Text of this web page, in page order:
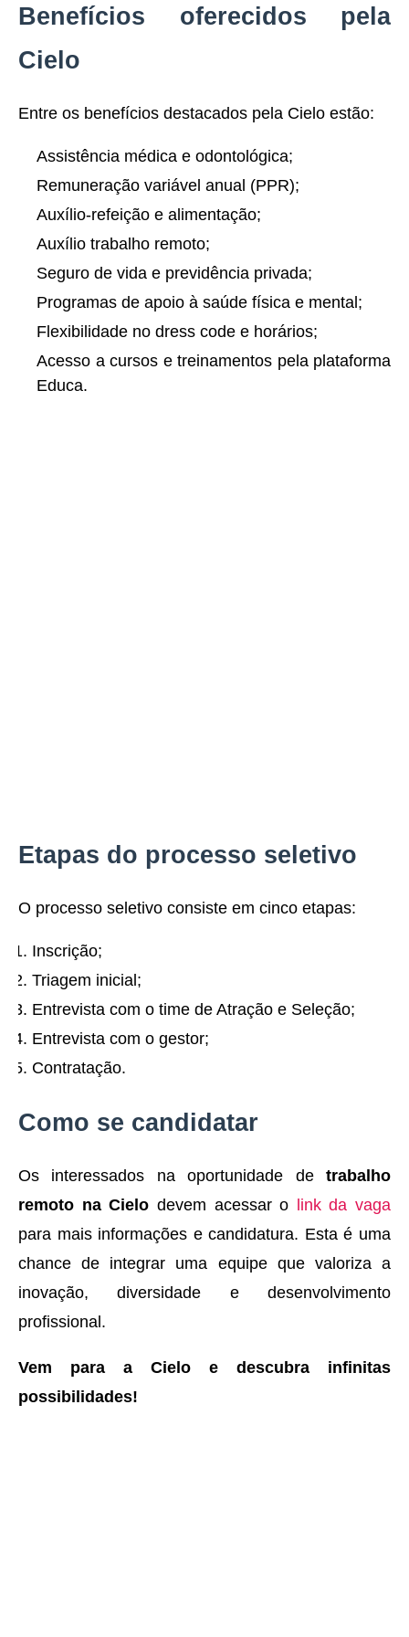
Benefícios oferecidos pela
Cielo
Entre os benefícios destacados pela Cielo estão:
Assistência médica e odontológica;
Remuneração variável anual (PPR);
Auxílio-refeição e alimentação;
Auxílio trabalho remoto;
Seguro de vida e previdência privada;
Programas de apoio à saúde física e mental;
Flexibilidade no dress code e horários;
Acesso a cursos e treinamentos pela plataforma
Educa.
Etapas do processo seletivo
O processo seletivo consiste em cinco etapas:
Inscrição;
Triagem inicial;
Entrevista com o time de Atração e Seleção;
Entrevista com o gestor;
Contratação.
Como se candidatar
Os interessados na oportunidade de trabalho
remoto na Cielo devem acessar o
link da vaga
para mais informações e candidatura. Esta é uma
chance de integrar uma equipe que valoriza a
inovação, diversidade e desenvolvimento
profissional.
Vem para a Cielo e descubra infinitas
possibilidades!